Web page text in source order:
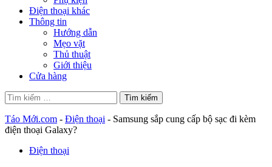
Điện thoại khác
Thông tin
Hướng dẫn
Mẹo vặt
Thủ thuật
Giới thiệu
Cửa hàng
Tìm
kiếm
cho:
Táo Mới.com - Điện thoại - Samsung sắp cung cấp bộ sạc đi kèm
điện thoại Galaxy?
Điện thoại